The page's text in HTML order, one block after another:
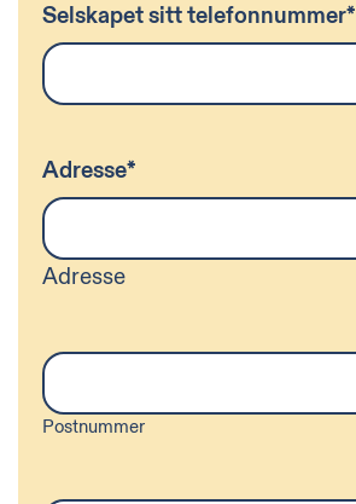
Selskapet sitt telefonnummer*
Adresse*
Adresse
Postnummer